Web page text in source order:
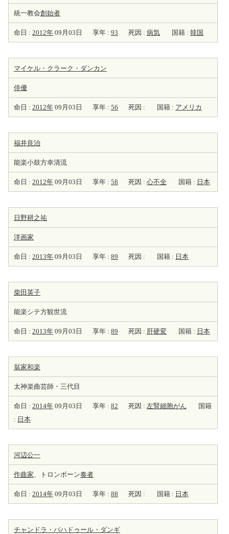
統一教会創始者
命日 : 2012年 09月03日 享年 : 93 死因 : 病気 国籍 : 韓国
マイケル・クラーク・ダンカン
俳優
命日 : 2012年 09月03日 享年 : 56 死因 : 国籍 : アメリカ
福井良治
能楽小鼓方幸清流
命日 : 2012年 09月03日 享年 : 58 死因 : 心不全 国籍 : 日本
日野耕之祐
洋画家
命日 : 2013年 09月03日 享年 : 89 死因 : 国籍 : 日本
柴田英子
能楽シテ方観世流
命日 : 2013年 09月03日 享年 : 89 死因 : 肝硬変 国籍 : 日本
翁家和楽
太神楽曲芸師・三代目
命日 : 2014年 09月03日 享年 : 82 死因 : 左腎細胞がん
国籍
: 日本
河辺公一
作曲家、トロンボーン奏者
命日 : 2014年 09月03日 享年 : 88 死因 : 国籍 : 日本
チャンドラ・バハドゥール・ダンギ